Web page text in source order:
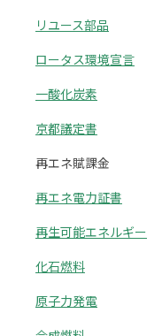
リユース部品
ロータス環境宣言
一酸化炭素
京都議定書
再エネ賦課金
再エネ電力証書
再生可能エネルギー
化石燃料
原子力発電